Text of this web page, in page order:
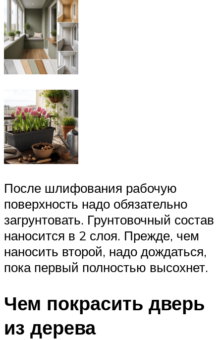
После шлифования рабочую
поверхность надо обязательно
загрунтовать. Грунтовочный состав
наносится в 2 слоя. Прежде, чем
наносить второй, надо дождаться,
пока первый полностью высохнет.
Чем покрасить дверь
из дерева